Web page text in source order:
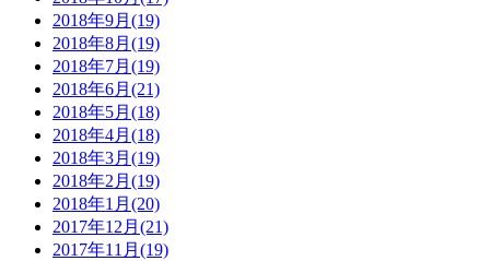
2018年9月(19)
2018年8月(19)
2018年7月(19)
2018年6月(21)
2018年5月(18)
2018年4月(18)
2018年3月(19)
2018年2月(19)
2018年1月(20)
2017年12月(21)
2017年11月(19)